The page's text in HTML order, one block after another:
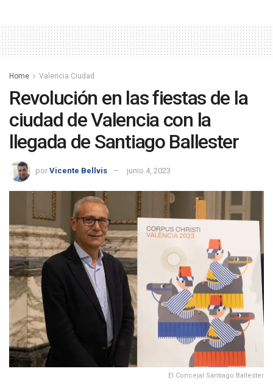
Home Valencia Ciudad
Revolución en las fiestas de la
ciudad de Valencia con la
llegada de Santiago Ballester
por Vicente Bellvis junio 4, 2023
El Concejal Santiago Ballester